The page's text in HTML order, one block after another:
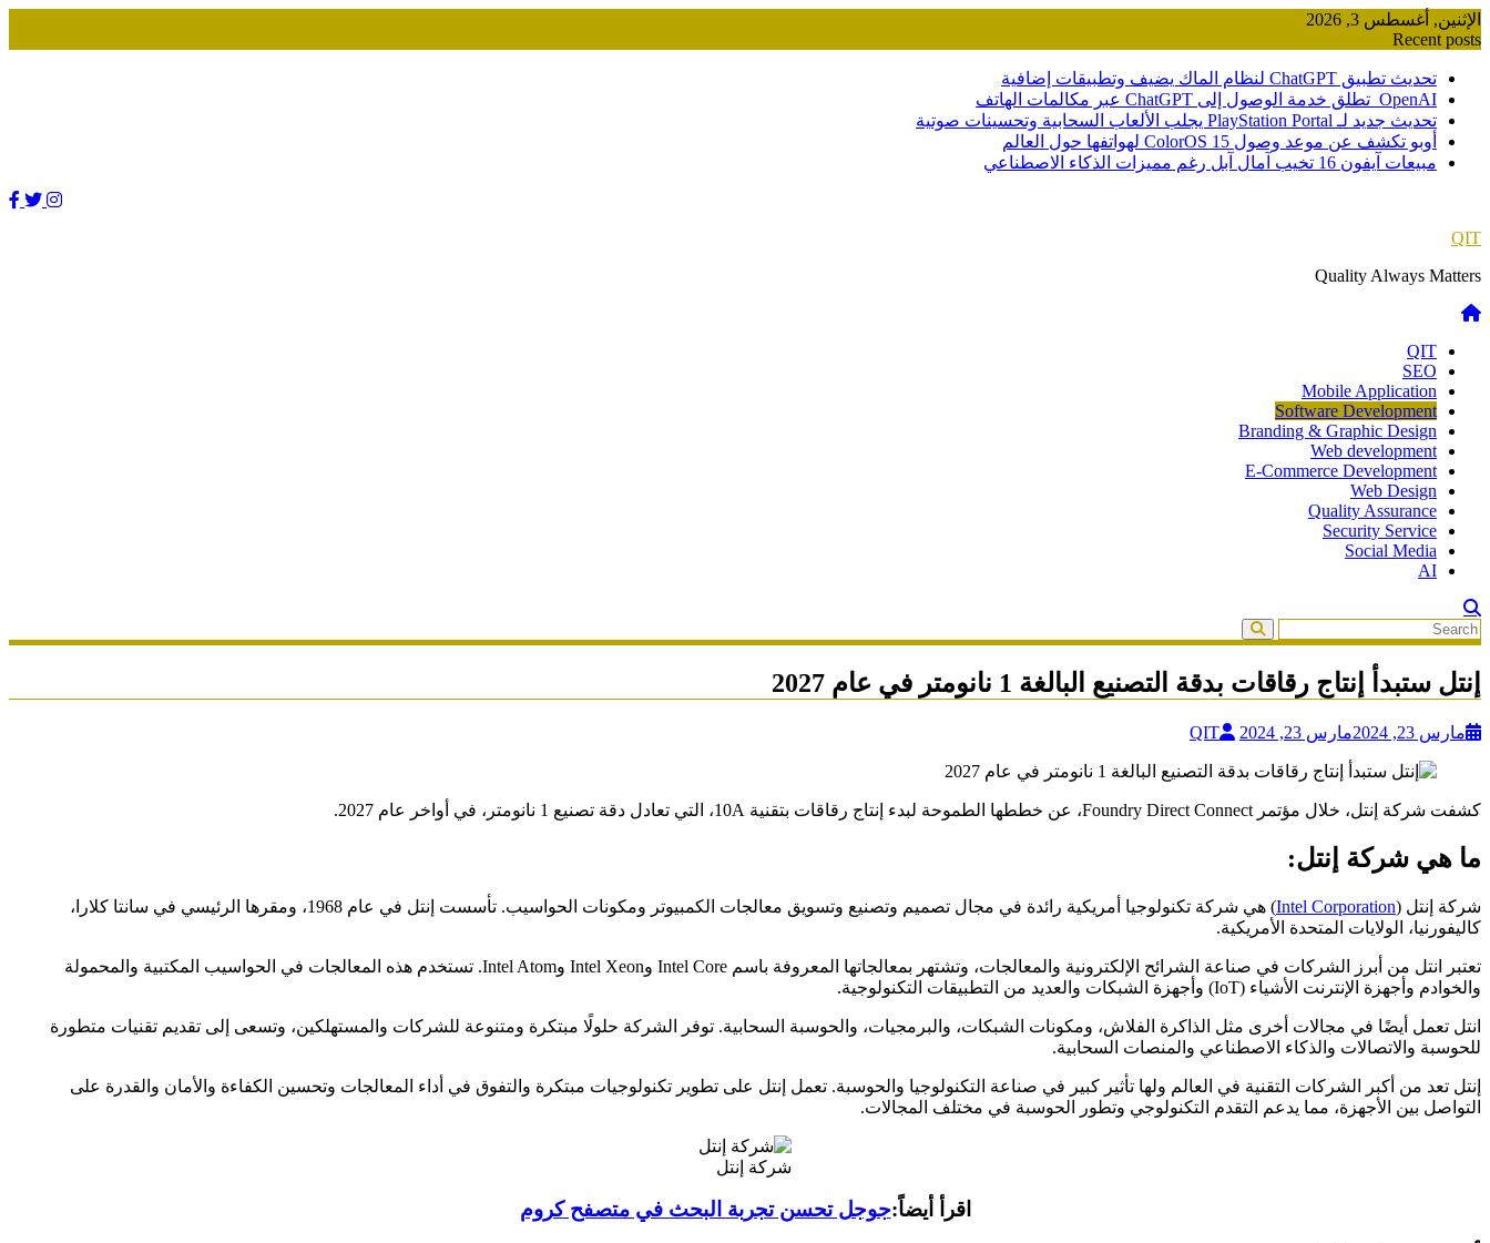
Skip
to
الإثنين, أغسطس 3, 2026
Recent posts
تحديث تطبيق ChatGPT لنظام الماك يضيف وتطبيقات إضافية
OpenAI تطلق خدمة الوصول إلى ChatGPT عبر مكالمات الهاتف
تحديث جديد لـ PlayStation Portal يجلب الألعاب السحابية وتحسينات صوتية
أوبو تكشف عن موعد وصول ColorOS 15 لهواتفها حول العالم
مبيعات آيفون 16 تخيب آمال آبل رغم مميزات الذكاء الاصطناعي
QIT
Quality Always Matters
QIT
SEO
Mobile Application
Software Development
Branding & Graphic Design
Web development
E-Commerce Development
Web Design
Quality Assurance
Security Service
Social Media
AI
إنتل ستبدأ إنتاج رقاقات بدقة التصنيع البالغة 1 نانومتر في عام 2027
مارس 23, 2024 مارس 23, 2024 QIT
كشفت شركة إنتل، خلال مؤتمر Foundry Direct Connect، عن خططها الطموحة لبدء إنتاج رقاقات بتقنية 10A، التي تعادل دقة تصنيع 1 نانومتر، في أواخر عام 2027.
ما هي شركة إنتل:
شركة إنتل (Intel Corporation
) هي شركة تكنولوجيا أمريكية رائدة في مجال تصميم وتصنيع وتسويق معالجات الكمبيوتر ومكونات الحواسيب. تأسست إنتل في عام 1968، ومقرها الرئيسي في سانتا كلارا،
كاليفورنيا، الولايات المتحدة الأمريكية.
تعتبر انتل من أبرز الشركات في صناعة الشرائح الإلكترونية والمعالجات، وتشتهر بمعالجاتها المعروفة باسم Intel Core وIntel Xeon وIntel Atom. تستخدم هذه المعالجات في الحواسيب المكتبية والمحمولة
والخوادم وأجهزة الإنترنت الأشياء (IoT) وأجهزة الشبكات والعديد من التطبيقات التكنولوجية.
انتل تعمل أيضًا في مجالات أخرى مثل الذاكرة الفلاش، ومكونات الشبكات، والبرمجيات، والحوسبة السحابية. توفر الشركة حلولًا مبتكرة ومتنوعة للشركات والمستهلكين، وتسعى إلى تقديم تقنيات متطورة
للحوسبة والاتصالات والذكاء الاصطناعي والمنصات السحابية.
إنتل تعد من أكبر الشركات التقنية في العالم ولها تأثير كبير في صناعة التكنولوجيا والحوسبة. تعمل إنتل على تطوير تكنولوجيات مبتكرة والتفوق في أداء المعالجات وتحسين الكفاءة والأمان والقدرة على
التواصل بين الأجهزة، مما يدعم التقدم التكنولوجي وتطور الحوسبة في مختلف المجالات.
شركة إنتل
اقرأ أيضاً:جوجل تحسن تجربة البحث في متصفح كروم